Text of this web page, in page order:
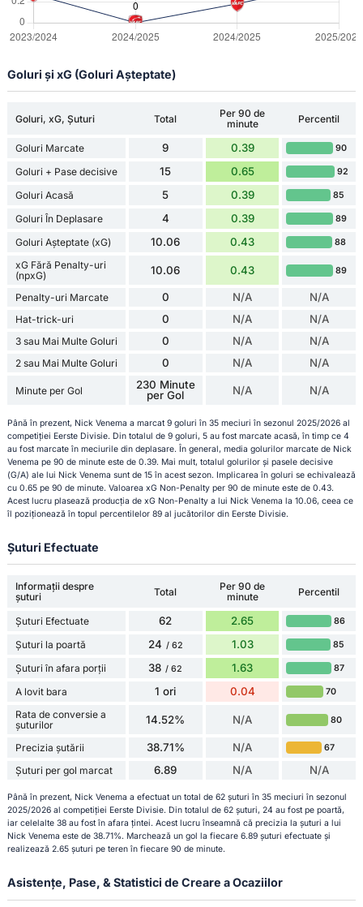
Goluri și xG (Goluri Așteptate)
Goluri, xG, Șuturi Total
Per 90 de
minute
Percentil
Goluri Marcate 9 0.39 90
Goluri + Pase decisive 15 0.65 92
Goluri Acasă 5 0.39 85
Goluri În Deplasare 4 0.39 89
Goluri Așteptate (xG) 10.06 0.43 88
xG Fără Penalty-uri
(npxG)
10.06 0.43 89
Penalty-uri Marcate 0 N/A N/A
Hat-trick-uri 0 N/A N/A
3 sau Mai Multe Goluri 0 N/A N/A
2 sau Mai Multe Goluri 0 N/A N/A
Minute per Gol
230 Minute
per Gol
N/A N/A
Până în prezent, Nick Venema a marcat 9 goluri în 35 meciuri în sezonul 2025/2026 al
competiției Eerste Divisie. Din totalul de 9 goluri, 5 au fost marcate acasă, în timp ce 4
au fost marcate în meciurile din deplasare. În general, media golurilor marcate de Nick
Venema pe 90 de minute este de 0.39. Mai mult, totalul golurilor și pasele decisive
(G/A) ale lui Nick Venema sunt de 15 în acest sezon. Implicarea în goluri se echivalează
cu 0.65 pe 90 de minute. Valoarea xG Non-Penalty per 90 de minute este de 0.43.
Acest lucru plasează producția de xG Non-Penalty a lui Nick Venema la 10.06, ceea ce
îl poziționează în topul percentilelor 89 al jucătorilor din Eerste Divisie.
Șuturi Efectuate
Informații despre
șuturi
Total
Per 90 de
minute
Percentil
Șuturi Efectuate 62 2.65 86
Șuturi la poartă 24 / 62 1.03 85
Șuturi în afara porții 38 / 62 1.63 87
A lovit bara 1 ori 0.04 70
Rata de conversie a
șuturilor
14.52% N/A 80
Precizia șutării 38.71% N/A 67
Șuturi per gol marcat 6.89 N/A N/A
Până în prezent, Nick Venema a efectuat un total de 62 șuturi în 35 meciuri în sezonul
2025/2026 al competiției Eerste Divisie. Din totalul de 62 șuturi, 24 au fost pe poartă,
iar celelalte 38 au fost în afara țintei. Acest lucru înseamnă că precizia la șuturi a lui
Nick Venema este de 38.71%. Marchează un gol la fiecare 6.89 șuturi efectuate și
realizează 2.65 șuturi pe teren în fiecare 90 de minute.
Asistențe, Pase, & Statistici de Creare a Ocaziilor